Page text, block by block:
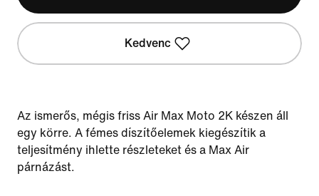
Kedvenc
Az ismerős, mégis friss Air Max Moto 2K készen áll
egy körre. A fémes díszítőelemek kiegészítik a
teljesítmény ihlette részleteket és a Max Air
párnázást.